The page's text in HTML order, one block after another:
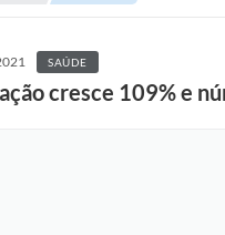
SAÚDE
cresce 109% e